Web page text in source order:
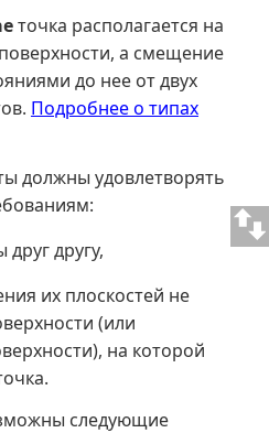
точка располагается на
а смещение
до нее от двух
Подробнее о типах
должны удовлетворять
другу,
их плоскостей не
(или
на которой
следующие